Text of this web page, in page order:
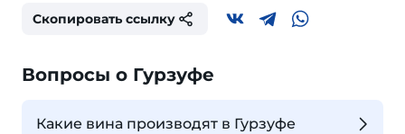
Скопировать ссылку
Вопросы о Гурзуфе
Какие вина производят в Гурзуфе